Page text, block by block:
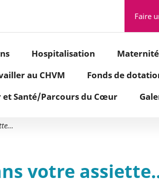
Faire
Hospitalisation Maternité
au CHVM
Fonds de
et Santé/Parcours du Cœur
votre